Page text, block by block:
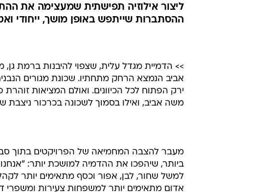
ליצור אילוזיה תפישתית שמעצימה את
ההסתברות שייתפש באופן מושך, ייחודי
>> הדמיית מגדל עלית, שצפוי להיבנות ברמת
אביב הנמצא הרחק מתחתיו. שכונת מגורים
ירק הפתוח לכל הכיוונים. ואולם המציאות
משה אביב, ואילו בסמוך לשכונה בכרכור ניצבת
מעבר להצבה המחמיאה של הפרויקטים בתוך
ביותר, שיהפכו את ההדמיה למושכת יותר:
למשל שחור, לבן, אפור וכסף מתאימים יותר
אדום מתאימים יותר למשפחות צעירות ומשפרי